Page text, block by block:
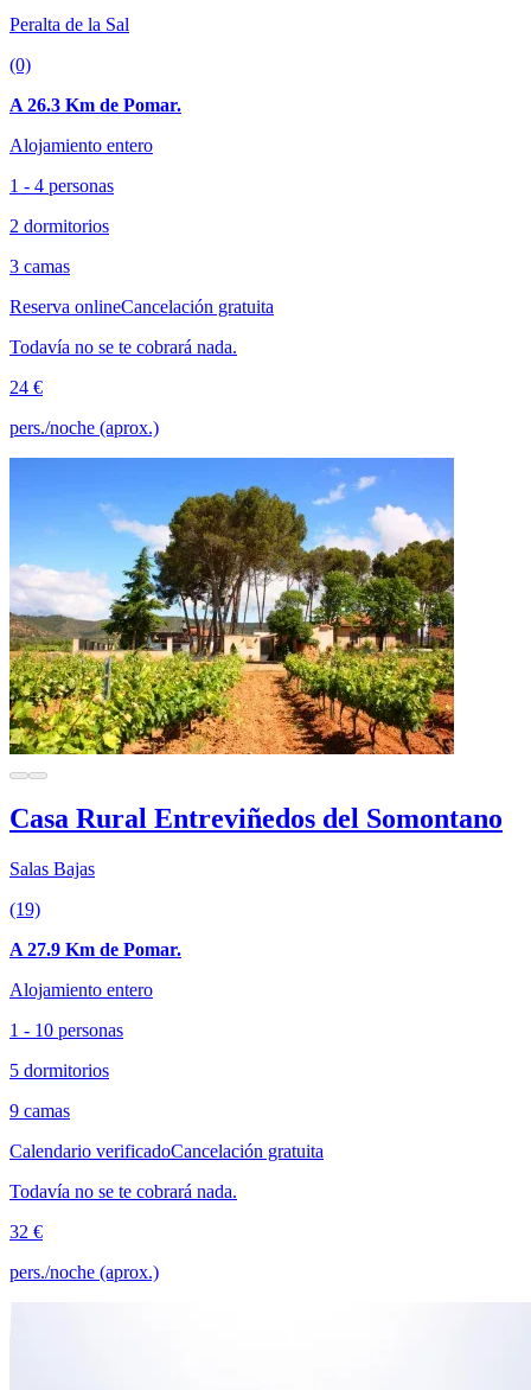
Peralta de la Sal
(0)
A 26.3 Km de Pomar.
Alojamiento entero
1 - 4 personas
2 dormitorios
3 camas
Reserva onlineCancelación gratuita
Todavía no se te cobrará nada.
24 €
pers./noche (aprox.)
Casa Rural Entreviñedos del Somontano
Salas Bajas
(19)
A 27.9 Km de Pomar.
Alojamiento entero
1 - 10 personas
5 dormitorios
9 camas
Calendario verificadoCancelación gratuita
Todavía no se te cobrará nada.
32 €
pers./noche (aprox.)